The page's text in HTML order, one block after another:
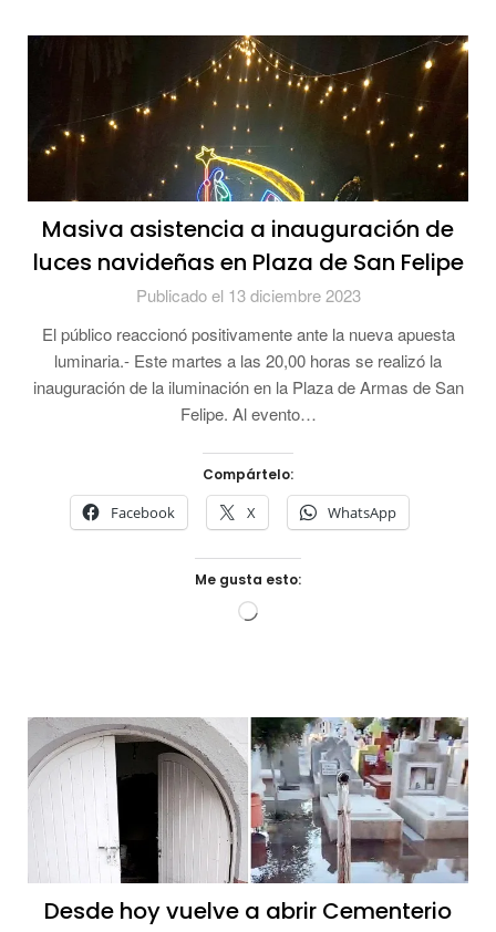
Masiva asistencia a inauguración de
luces navideñas en Plaza de San Felipe
Publicado el 13 diciembre 2023
El público reaccionó positivamente ante la nueva apuesta
luminaria.- Este martes a las 20,00 horas se realizó la
inauguración de la iluminación en la Plaza de Armas de San
Felipe. Al evento…
Compártelo:
Facebook X WhatsApp
Me gusta esto:
Cargando...
Desde hoy vuelve a abrir Cementerio